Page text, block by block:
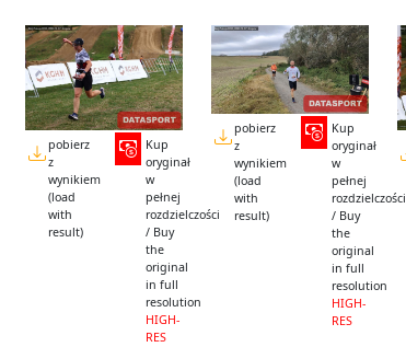
pobierz
z
wynikiem
(load
with
result)
Kup
oryginał
w
pełnej
rozdzielczości
/ Buy
the
original
in full
resolution
HIGH-
RES
pobierz
z
wynikiem
(load
with
result)
Kup
oryginał
w
pełnej
rozdzielczości
/ Buy
the
original
in full
resolution
HIGH-
RES